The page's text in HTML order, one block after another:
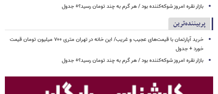
بازار نقره امروز شوکه‌کننده بود / هر گرم به چند تومان رسید؟+ جدول
پربیننده‌ترین
خرید آپارتمان با قیمت‌های عجیب و غریب/ این خانه در تهران متری ۷۰۰ میلیون تومان قیمت
خورد + جدول
بازار نقره امروز شوکه‌کننده بود / هر گرم به چند تومان رسید؟+ جدول